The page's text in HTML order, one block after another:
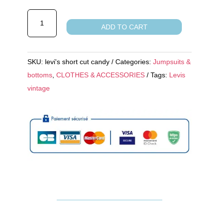
Levi's
ADD TO CART
SKU: levi's short cut candy Categories: Jumpsuits &
bottoms CLOTHES & ACCESSORIES Tags: Levis
vintage